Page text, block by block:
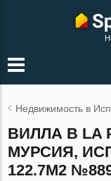
Недвижимость в
ВИЛЛА В LA
МУРСИЯ,
122.7М2